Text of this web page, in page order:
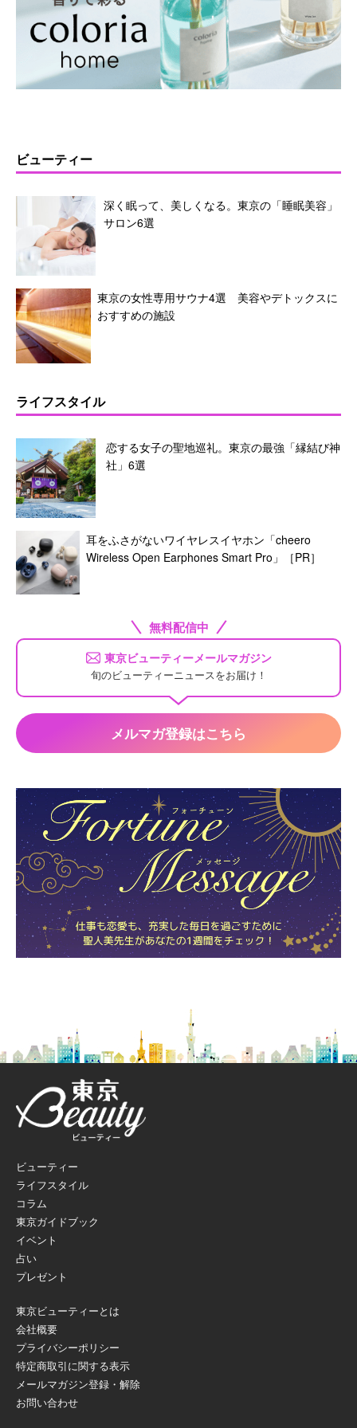
ビューティー
深く眠って、美しくなる。東京の「睡眠美容」
サロン6選
東京の女性専用サウナ4選 美容やデトックスに
おすすめの施設
ライフスタイル
恋する女子の聖地巡礼。東京の最強「縁結び神
社」6選
耳をふさがないワイヤレスイヤホン「cheero
Wireless Open Earphones Smart Pro」［PR］
無料配信中
東京ビューティーメールマガジン
旬のビューティーニュースをお届け！
メルマガ登録はこちら
ビューティー
ライフスタイル
コラム
東京ガイドブック
イベント
占い
プレゼント
東京ビューティーとは
会社概要
プライバシーポリシー
特定商取引に関する表示
メールマガジン登録・解除
お問い合わせ